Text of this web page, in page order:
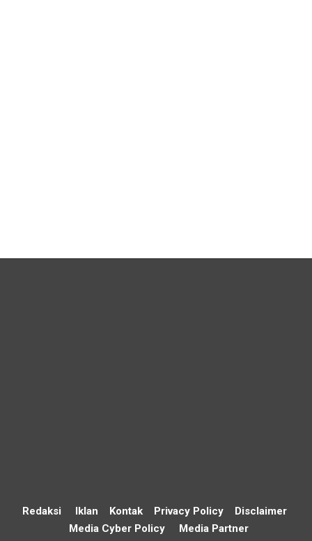
Redaksi Iklan Kontak Privacy Policy
Disclaimer
Media Cyber Policy
Media Partner